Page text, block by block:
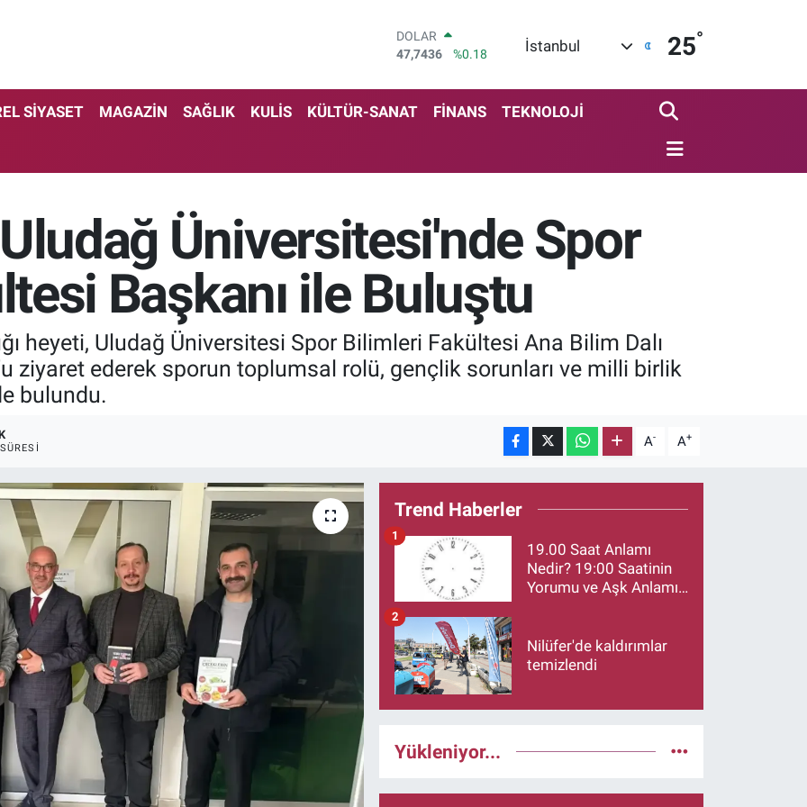
DOLAR
47,7436
%0.18
55,2510
%0.32
STERLİN
BITCOIN
64.960,21
%0.87
İstanbul 25°
SİYASET MAGAZİN SAĞLIK KULİS KÜLTÜR-SANAT FİNANS TEKNOLOJİ
Üniversitesi'nde Spor
Başkanı ile Buluştu
heyeti, Uludağ Üniversitesi Spor Bilimleri Fakültesi Ana Bilim Dalı
ziyaret ederek sporun toplumsal rolü, gençlik sorunları ve milli birlik
bulundu.
A- A+
Trend Haberler
19.00 Saat Anlamı
Nedir? 19:00 Saatinin
Yorumu ve Aşk Anlamı
1
Nilüfer'de kaldırımlar
temizlendi
2
Yükleniyor...